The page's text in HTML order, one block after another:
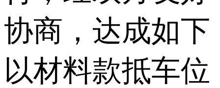
协商，达成如下
以材料款抵车位